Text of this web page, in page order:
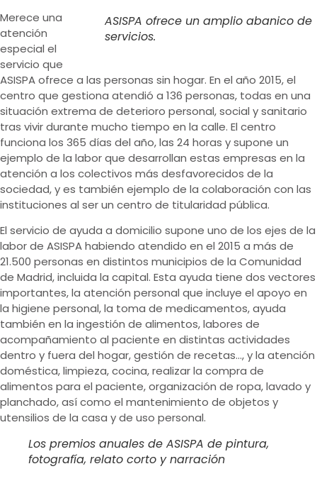
ASISPA ofrece un amplio abanico de
servicios.
Merece una
atención
especial el
servicio que
ASISPA ofrece a las personas sin hogar. En el año 2015, el
centro que gestiona atendió a 136 personas, todas en una
situación extrema de deterioro personal, social y sanitario
tras vivir durante mucho tiempo en la calle. El centro
funciona los 365 días del año, las 24 horas y supone un
ejemplo de la labor que desarrollan estas empresas en la
atención a los colectivos más desfavorecidos de la
sociedad, y es también ejemplo de la colaboración con las
instituciones al ser un centro de titularidad pública.
El servicio de ayuda a domicilio supone uno de los ejes de la
labor de ASISPA habiendo atendido en el 2015 a más de
21.500 personas en distintos municipios de la Comunidad
de Madrid, incluida la capital. Esta ayuda tiene dos vectores
importantes, la atención personal que incluye el apoyo en
la higiene personal, la toma de medicamentos, ayuda
también en la ingestión de alimentos, labores de
acompañamiento al paciente en distintas actividades
dentro y fuera del hogar, gestión de recetas…, y la atención
doméstica, limpieza, cocina, realizar la compra de
alimentos para el paciente, organización de ropa, lavado y
planchado, así como el mantenimiento de objetos y
utensilios de la casa y de uso personal.
Los premios anuales de ASISPA de pintura,
fotografía, relato corto y narración